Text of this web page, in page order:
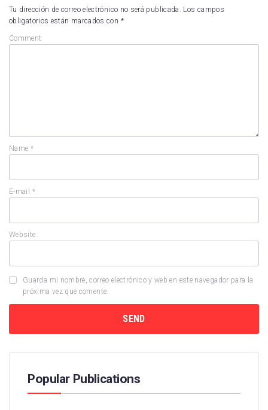
Tu dirección de correo electrónico no será publicada. Los campos
obligatorios están marcados con *
Comment
Name *
E-mail *
Website
Guarda mi nombre, correo electrónico y web en este navegador para la
próxima vez que comente.
Popular Publications